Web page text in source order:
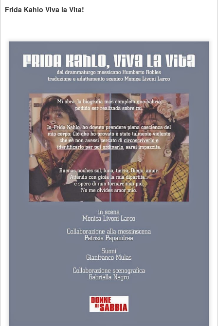
Frida Kahlo Viva la Vita!